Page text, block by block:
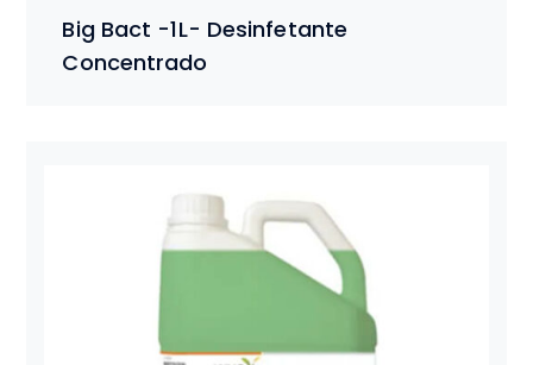
Big Bact -1L- Desinfetante
Concentrado